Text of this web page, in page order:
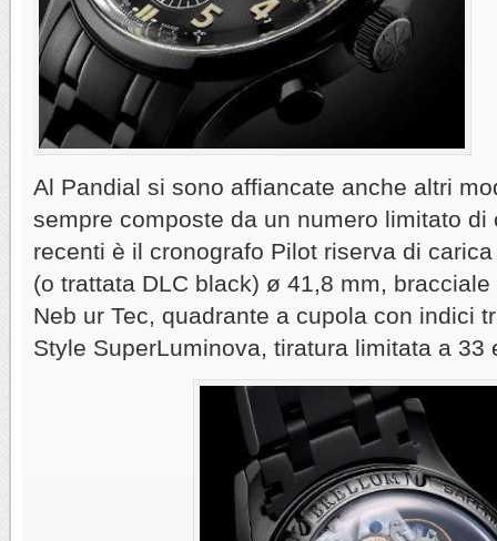
Al Pandial si sono affiancate anche altri
sempre composte da un numero limitato di
recenti è il cronografo Pilot riserva di
(o trattata DLC black) ø 41,8 mm,
Neb ur Tec, quadrante a cupola con indici
Style SuperLuminova, tiratura limitata a 33